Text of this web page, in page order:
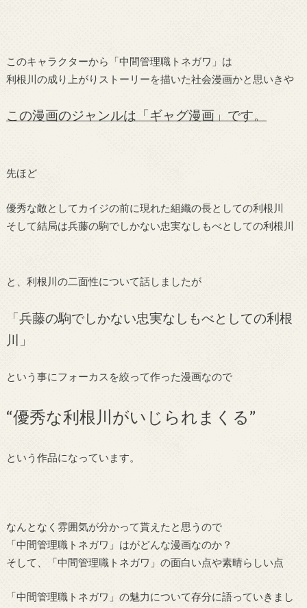
このキャラクターから「中間管理職トネガワ」は
利根川の成り上がりストーリーを描いた社会漫画かと思いきや
この漫画のジャンルは「ギャグ漫画」です。
先ほど
優秀な敵としてカイジの前に現れた組織の長としての利根川
そして結局は兵藤の駒でしかない忠実なしもべとしての利根川
と、利根川の二面性について話しましたが
「兵藤の駒でしかない忠実なしもべとしての利根
川」
という事にフォーカスを絞って作った漫画なので
“優秀な利根川がいじられまくる”
という作品になっています。
なんとなく雰囲気が分かって貰えたと思うので
「中間管理職トネガワ」はがどんな漫画なのか？
そして、「中間管理職トネガワ」の面白い点や素晴らしい点
「中間管理職トネガワ」の魅力について存分に語っていきまし